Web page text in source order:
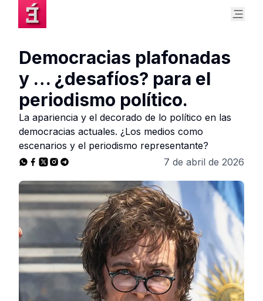
Democracias plafonadas
y … ¿desafíos? para el
periodismo político.
La apariencia y el decorado de lo político en las
democracias actuales. ¿Los medios como
escenarios y el periodismo representante?
7 de abril de 2026